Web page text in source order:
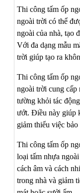
Thi công tấm ốp
ngoài trời có thể
ngoài của nhà, tạo
Với đa dạng mẫu
trời giúp tạo ra
Thi công tấm ốp
ngoài trời cung cấp
tường khỏi tác
ướt. Điều này giúp
giảm thiểu việc
Thi công tấm ốp
loại tấm nhựa
cách âm và cách
trong nhà và giảm